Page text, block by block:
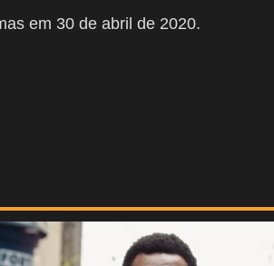
em 30 de abril de 2020.